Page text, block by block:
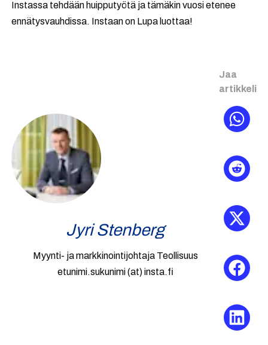
Instassa tehdään huipputyötä ja tämäkin vuosi etenee
ennätysvauhdissa. Instaan on Lupa luottaa!
Jyri Stenberg
Myynti- ja markkinointijohtaja Teollisuus
etunimi.sukunimi (at) insta.fi
Jaa
artikkeli